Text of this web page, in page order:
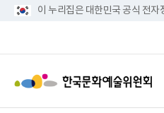
이 누리집은 대한민국 공식 전자